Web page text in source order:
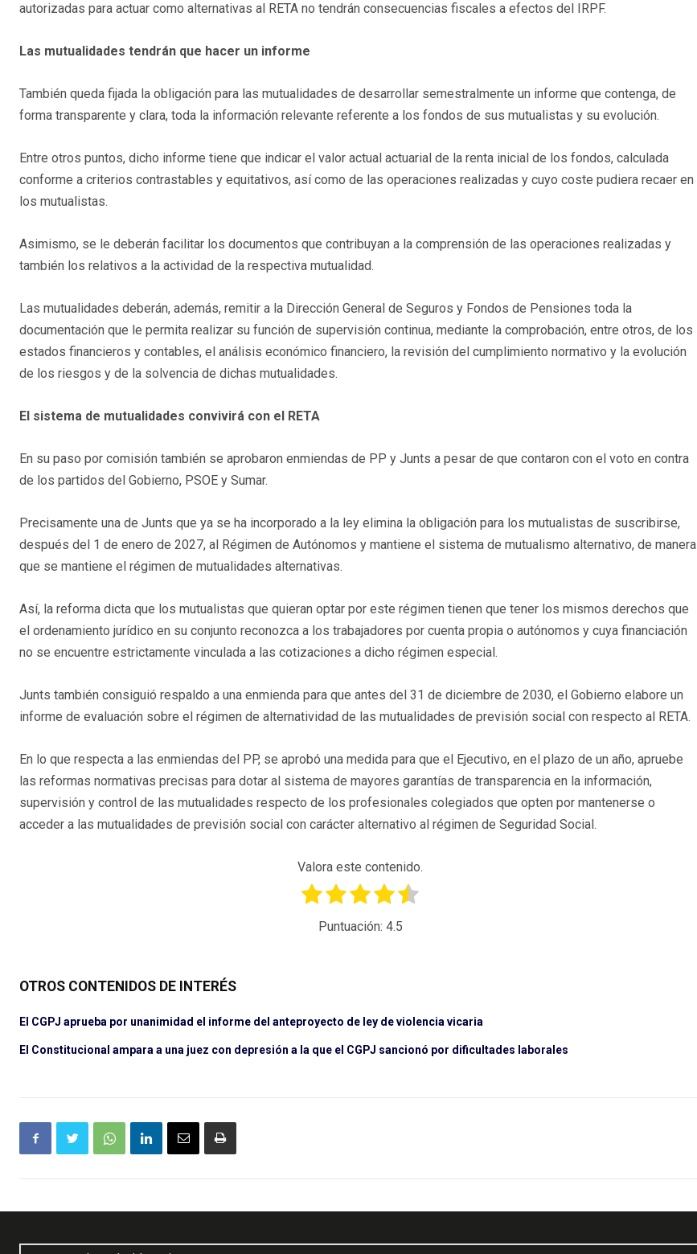
autorizadas para actuar como alternativas al RETA no tendrán consecuencias fiscales a efectos del IRPF.
Las mutualidades tendrán que hacer un informe
También queda fijada la obligación para las mutualidades de desarrollar semestralmente un informe que contenga, de
forma transparente y clara, toda la información relevante referente a los fondos de sus mutualistas y su evolución.
Entre otros puntos, dicho informe tiene que indicar el valor actual actuarial de la renta inicial de los fondos, calculada
conforme a criterios contrastables y equitativos, así como de las operaciones realizadas y cuyo coste pudiera recaer en
los mutualistas.
Asimismo, se le deberán facilitar los documentos que contribuyan a la comprensión de las operaciones realizadas y
también los relativos a la actividad de la respectiva mutualidad.
Las mutualidades deberán, además, remitir a la Dirección General de Seguros y Fondos de Pensiones toda la
documentación que le permita realizar su función de supervisión continua, mediante la comprobación, entre otros, de los
estados financieros y contables, el análisis económico financiero, la revisión del cumplimiento normativo y la evolución
de los riesgos y de la solvencia de dichas mutualidades.
El sistema de mutualidades convivirá con el RETA
En su paso por comisión también se aprobaron enmiendas de PP y Junts a pesar de que contaron con el voto en contra
de los partidos del Gobierno, PSOE y Sumar.
Precisamente una de Junts que ya se ha incorporado a la ley elimina la obligación para los mutualistas de suscribirse,
después del 1 de enero de 2027, al Régimen de Autónomos y mantiene el sistema de mutualismo alternativo, de manera
que se mantiene el régimen de mutualidades alternativas.
Así, la reforma dicta que los mutualistas que quieran optar por este régimen tienen que tener los mismos derechos que
el ordenamiento jurídico en su conjunto reconozca a los trabajadores por cuenta propia o autónomos y cuya financiación
no se encuentre estrictamente vinculada a las cotizaciones a dicho régimen especial.
Junts también consiguió respaldo a una enmienda para que antes del 31 de diciembre de 2030, el Gobierno elabore un
informe de evaluación sobre el régimen de alternatividad de las mutualidades de previsión social con respecto al RETA.
En lo que respecta a las enmiendas del PP, se aprobó una medida para que el Ejecutivo, en el plazo de un año, apruebe
las reformas normativas precisas para dotar al sistema de mayores garantías de transparencia en la información,
supervisión y control de las mutualidades respecto de los profesionales colegiados que opten por mantenerse o
acceder a las mutualidades de previsión social con carácter alternativo al régimen de Seguridad Social.
Valora este contenido.
Puntuación: 4.5
OTROS CONTENIDOS DE INTERÉS
El CGPJ aprueba por unanimidad el informe del anteproyecto de ley de violencia vicaria
El Constitucional ampara a una juez con depresión a la que el CGPJ sancionó por dificultades laborales